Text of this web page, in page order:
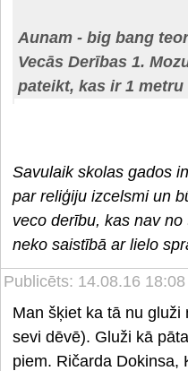
Aunam - big bang
Vecās Derības 1.
pateikt, kas ir 1
Savulaik skolas gados
par reliģiju izcelsmi un
veco derību, kas nav
neko saistībā ar lielo
Publicēts: 14.08.16
Man šķiet ka tā nu
sevi dēvē). Gluži kā
piem. Ričarda Dokinsa,